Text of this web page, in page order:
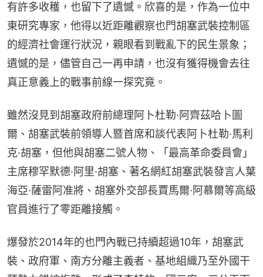
有許多收穫，也留下了遺憾。欣喜的是，作為一位中
東研究專家，他得以近距離觀察也門胡塞武裝控制區
的經濟社會運行狀況，親眼看到戰亂下的民生景象；
遺憾的是，儘管自己一再申請，也沒有獲得機會去往
真正意義上的戰事前線一探究竟。
雖然沒見到胡塞政府前總理阿卜杜勒·阿齊茲哈卜圖
爾、胡塞武裝前領導人暨首席和談代表阿卜杜勒·馬利
克·胡塞，但他與胡塞二號人物、「最高革命委員會」
主席穆罕默德·阿里·胡塞、著名網紅胡塞武裝發言人葉
海亞·薩雷阿准將、胡塞外交部長賈馬爾·阿慕爾等高級
官員進行了零距離接觸。
爆發於2014年的也門內戰已持續超過10年，胡塞武
裝、政府軍、南方分離主義者、基地組織乃至外國干